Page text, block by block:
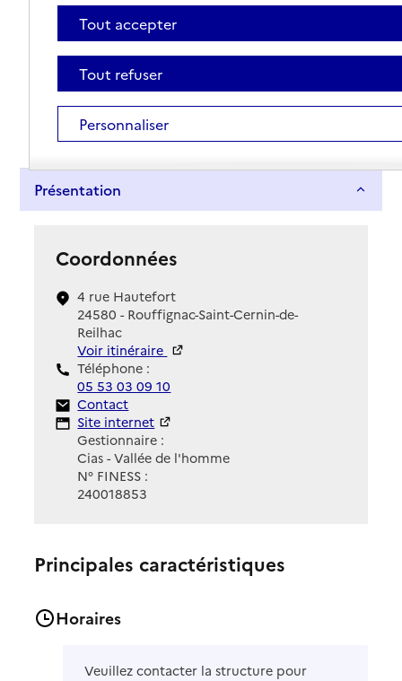
Présentation
Coordonnées
4 rue Hautefort
24580 - Rouffignac-Saint-Cernin-de-
Reilhac
Voir itinéraire
Téléphone :
05 53 03 09 10
Contact
Contact
Site Internet
Site internet
Gestionnaire :
Cias - Vallée de l'homme
N° FINESS :
240018853
Principales caractéristiques
Horaires
Veuillez contacter la structure pour
Tout accepter
Tout refuser
Personnaliser